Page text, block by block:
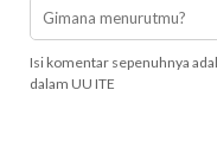
Isi komentar sepenuhnya
dalam UU ITE